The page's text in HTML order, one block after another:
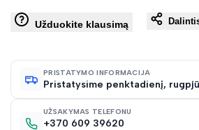
Užduokite klausimą
PRISTATYMO INFORMACIJA
Pristatysime penktadienį,
UŽSAKYMAS TELEFONU
+370 609 39620